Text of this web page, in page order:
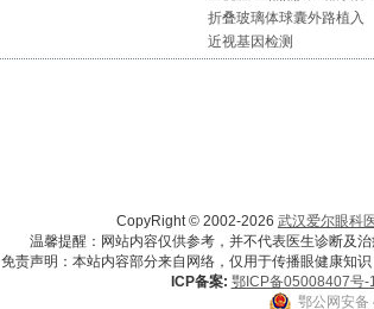
折叠玻璃体球囊外路植入
近视基因检测
CopyRight © 2002-2026 武汉爱尔眼科
温馨提醒：网站内容仅供参考，并不代表医生诊断及
免责声明：本站内容部分来自网络，仅用于传播眼健康知
ICP备案: 鄂ICP备05008407号-
鄂公网安